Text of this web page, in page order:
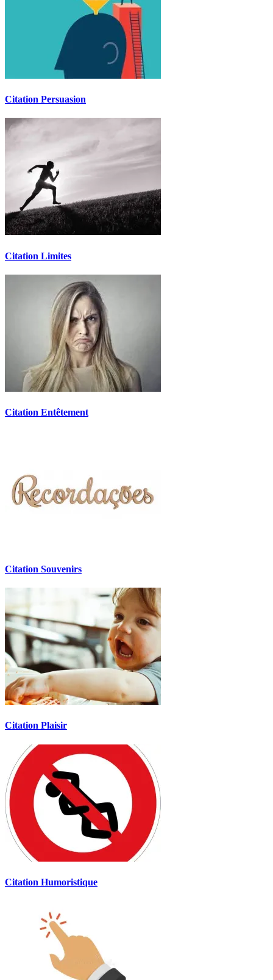
Citation Persuasion
Citation Limites
Citation Entêtement
Citation Souvenirs
Citation Plaisir
Citation Humoristique